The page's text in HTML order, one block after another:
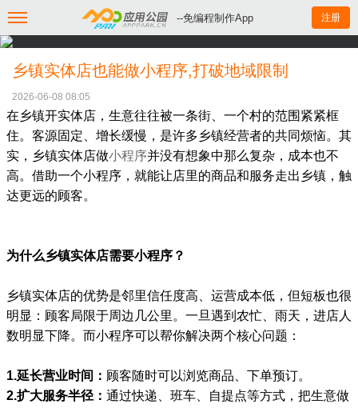
--免编程制作App 注册
乡镇实体店也能做小程序,打破地域限制
2026-06-08 08:05
在乡镇开实体店，生意往往被一条街、一个村的范围紧紧框
住。客源固定、增长缓慢，是许多乡镇经营者的共同烦恼。其
实，乡镇实体店做小程序并没有想象中那么复杂，成本也不
高。借助一个小程序，就能让店里的商品和服务走出乡镇，触
达更远的顾客。
为什么乡镇实体店需要小程序？
乡镇实体店的优势是邻里信任度高、运营成本低，但短板也很
明显：顾客局限于周边几公里。一旦遇到农忙、雨天，进店人
数明显下降。而小程序可以帮你解决两个核心问题：
1.延长营业时间： 顾客随时可以浏览商品、下单预订。
2.扩大服务半径： 通过快递、班车、自提点等方式，把生意做